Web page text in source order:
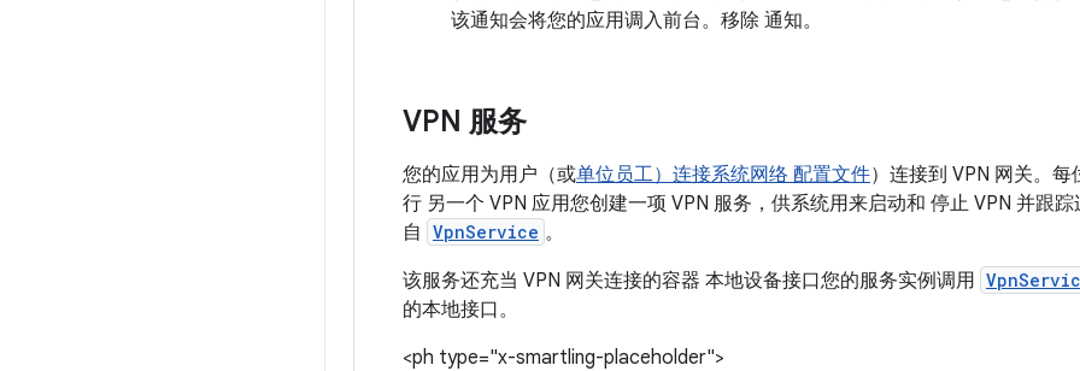
该通知会将您的应用调入前台。移除 通知。
VPN 服务
您的应用为用户（或单位员工）连接系统网络 配置文件）连接到 VPN 网关。
行 另一个 VPN 应用您创建一项 VPN 服务，供系统用来启动和 停止 VPN 并跟
自 VpnService 。
该服务还充当 VPN 网关连接的容器 本地设备接口您的服务实例调用
的本地接口。
<ph type="x-smartling-placeholder">